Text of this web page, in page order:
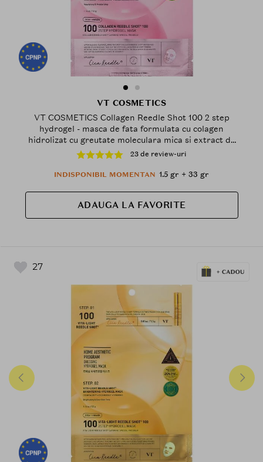
VT COSMETICS
VT COSMETICS Collagen Reedle Shot 100 2 step
hydrogel - masca de fata formulata cu colagen
hidrolizat cu greutate moleculara mica si extract de
colagen 500Da, care contribuie la hidratarea pielii si
la mentinerea fermitatii - 1.5 gr + 33 gr
23 de review-uri
INDISPONIBIL MOMENTAN 1.5 gr + 33 gr
ADAUGA LA FAVORITE
27